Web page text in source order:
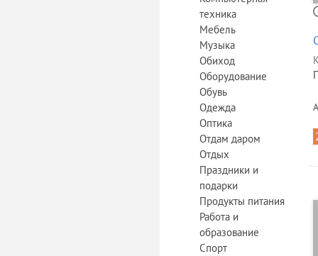
техника
Мебель
Музыка
Обиход
Оборудование
Обувь
Одежда
Оптика
Отдам даром
Отдых
Праздники и
подарки
Продукты питания
Работа и
образование
Спорт